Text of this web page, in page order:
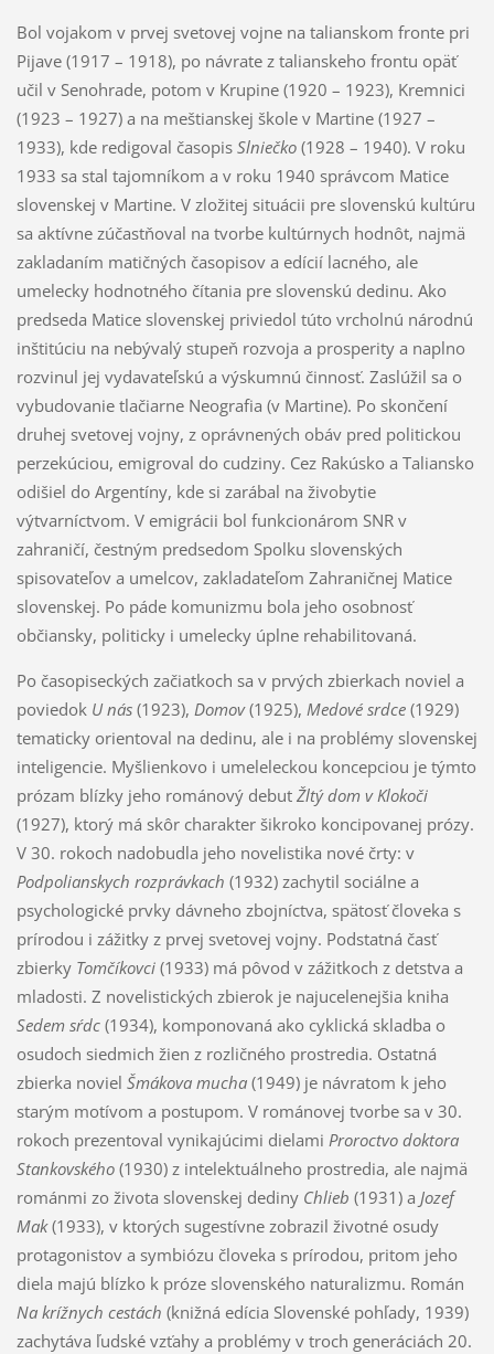
Bol vojakom v prvej svetovej vojne na talianskom fronte pri
Pijave (1917 – 1918), po návrate z talianskeho frontu opäť
učil v Senohrade, potom v Krupine (1920 – 1923), Kremnici
(1923 – 1927) a na meštianskej škole v Martine (1927 –
1933), kde redigoval časopis Slniečko(1928 – 1940). V roku
1933 sa stal tajomníkom a v roku 1940 správcom Matice
slovenskej v Martine. V zložitej situácii pre slovenskú kultúru
sa aktívne zúčastňoval na tvorbe kultúrnych hodnôt, najmä
zakladaním matičných časopisov a edícií lacného, ale
umelecky hodnotného čítania pre slovenskú dedinu. Ako
predseda Matice slovenskej priviedol túto vrcholnú národnú
inštitúciu na nebývalý stupeň rozvoja a prosperity a naplno
rozvinul jej vydavateľskú a výskumnú činnosť. Zaslúžil sa o
vybudovanie tlačiarne Neografia (v Martine). Po skončení
druhej svetovej vojny, z oprávnených obáv pred politickou
perzekúciou, emigroval do cudziny. Cez Rakúsko a Taliansko
odišiel do Argentíny, kde si zarábal na živobytie
výtvarníctvom. V emigrácii bol funkcionárom SNR v
zahraničí, čestným predsedom Spolku slovenských
spisovateľov a umelcov, zakladateľom Zahraničnej Matice
slovenskej. Po páde komunizmu bola jeho osobnosť
občiansky, politicky i umelecky úplne rehabilitovaná.
Po časopiseckých začiatkoch sa v prvých zbierkach noviel a
poviedok U nás(1923), Domov(1925), Medové srdce(1929)
tematicky orientoval na dedinu, ale i na problémy slovenskej
inteligencie. Myšlienkovo i umeleleckou koncepciou je týmto
prózam blízky jeho románový debut Žltý dom v Klokoči
(1927), ktorý má skôr charakter šikroko koncipovanej prózy.
V 30. rokoch nadobudla jeho novelistika nové črty: v
Podpolianskych rozprávkach (1932) zachytil sociálne a
psychologické prvky dávneho zbojníctva, spätosť človeka s
prírodou i zážitky z prvej svetovej vojny. Podstatná časť
zbierky Tomčíkovci(1933) má pôvod v zážitkoch z detstva a
mladosti. Z novelistických zbierok je najucelenejšia kniha
Sedem sŕdc(1934), komponovaná ako cyklická skladba o
osudoch siedmich žien z rozličného prostredia. Ostatná
zbierka noviel Šmákova mucha(1949) je návratom k jeho
starým motívom a postupom. V románovej tvorbe sa v 30.
rokoch prezentoval vynikajúcimi dielami Proroctvo doktora
Stankovského(1930) z intelektuálneho prostredia, ale najmä
románmi zo života slovenskej dediny Chlieb (1931) a Jozef
Mak(1933), v ktorých sugestívne zobrazil životné osudy
protagonistov a symbiózu človeka s prírodou, pritom jeho
diela majú blízko k próze slovenského naturalizmu. Román
Na krížnych cestách (knižná edícia Slovenské pohľady, 1939)
zachytáva ľudské vzťahy a problémy v troch generáciách 20.